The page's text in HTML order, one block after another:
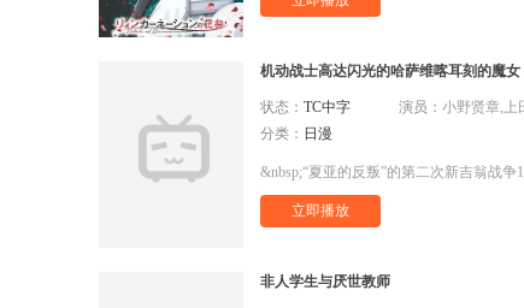
机动战士高达闪光的哈萨维喀耳刻的魔女
状态： TC中字 演员： 小野贤章,上田
分类： 日漫
立即播放
非人学生与厌世教师